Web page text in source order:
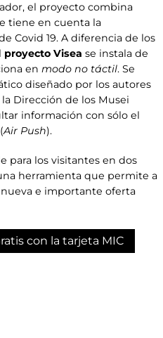
el proyecto combina
tiene en cuenta la
Covid 19. A diferencia de los
proyecto Visea se instala de
en modo no táctil. Se
diseñado por los autores
Dirección de los Musei
información con sólo el
Air Push).
para los visitantes en dos
herramienta que permite a
e importante oferta
con la tarjeta MIC